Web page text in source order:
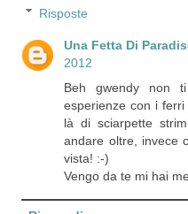
Risposte
Una Fetta Di
2012
Beh gwendy non
esperienze con i
là di sciarpette
andare oltre, invece
vista! :-)
Vengo da te mi hai